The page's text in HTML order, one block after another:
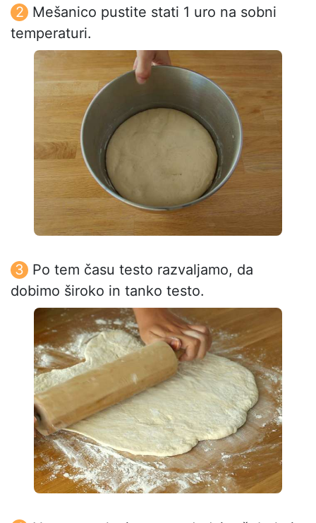
Mešanico pustite stati 1 uro na sobni
temperaturi.
Po tem času testo razvaljamo, da
dobimo široko in tanko testo.